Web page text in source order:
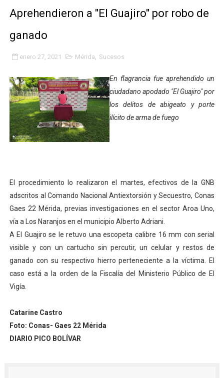
CIEPROL-ULA distingue al municipio Zea como
Plan Quirúrgico Regional llega a Pueblo Llano con la
Iaanem graduó a bebés de Mérida en jornada de
Iahula pone en marcha protocolo de triaje psicosocial
Arranca en Rivas Dávila el Plan de Renovación de
Alcalde Nelson Álvarez llevó jornada recreativa a la
Nevado Gas optimiza servicio residencial en la
Balance semestral impulsa inclusión y atención a
Plan Vacacional Comunitario “Ríe 2026” recorre las
Alcaldía del Municipio Libertador realizó una jornada
Fundacite Mérida dicta taller gratuito de electrónica
INN-Mérida celebró el Lacto grado para promover el
Impulsan plan estratégico de seguridad ciudadana
Aprehendieron a "El Guajiro" por robo de
ganado
enero 27, 2021 Mérida, Sucesos
En flagrancia fue aprehendido un
ciudadano apodado "El Guajiro" por
los delitos de abigeato y porte
ilícito de arma de fuego
El procedimiento lo realizaron el martes, efectivos de la GNB
adscritos al Comando Nacional Antiextorsión y Secuestro, Conas
Gaes 22 Mérida, previas investigaciones en el sector Aroa Uno,
vía a Los Naranjos en el municipio Alberto Adriani.
A El Guajiro se le retuvo una escopeta calibre 16 mm con serial
visible y con un cartucho sin percutir, un celular y restos de
ganado con su respectivo hierro perteneciente a la víctima. El
caso está a la orden de la Fiscalía del Ministerio Público de El
Vigía.
Catarine Castro
Foto: Conas- Gaes 22 Mérida
DIARIO PICO BOLÍVAR